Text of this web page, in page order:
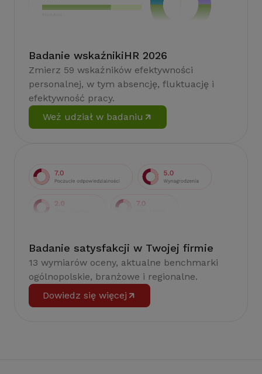
Badanie wskaźnikiHR 2026
Zmierz 59 wskaźników efektywności
personalnej, w tym absencję, fluktuację i
efektywność pracy.
Weź udział w badaniu
Badanie satysfakcji w Twojej firmie
13 wymiarów oceny, aktualne benchmarki
ogólnopolskie, branżowe i regionalne.
Dowiedz się więcej